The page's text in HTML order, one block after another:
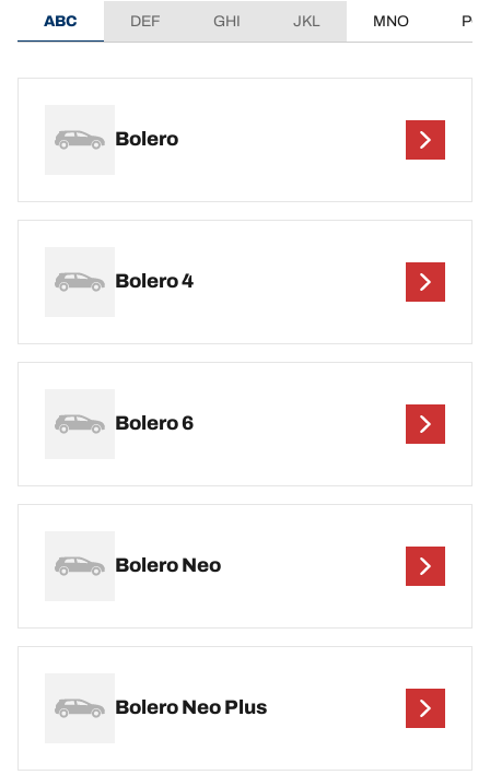
ABC DEF GHI JKL MNO
Bolero
Bolero 4
Bolero 6
Bolero Neo
Bolero Neo Plus